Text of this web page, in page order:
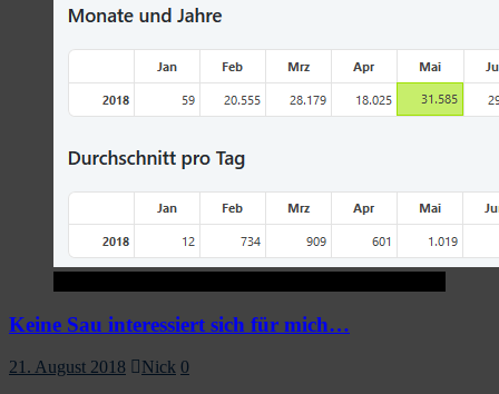
Keine Sau interessiert sich für mich…
21. August 2018 Nick 0